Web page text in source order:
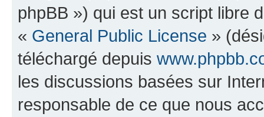
phpBB ») qui est un script libre
« General Public License »
téléchargé depuis
les discussions basées sur
responsable de ce que nous